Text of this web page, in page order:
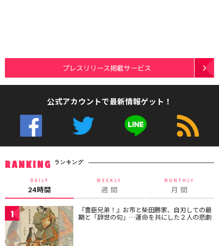
プレスリリース掲載サービス
公式アカウントで最新情報ゲット！
RANKING ランキング
DAILY
24時間
WEEKLY
週 間
MONTHLY
月 間
1 『豊臣兄弟！』お市と柴田勝家、自刃しての最
期と「辞世の句」…運命を共にした２人の悲劇